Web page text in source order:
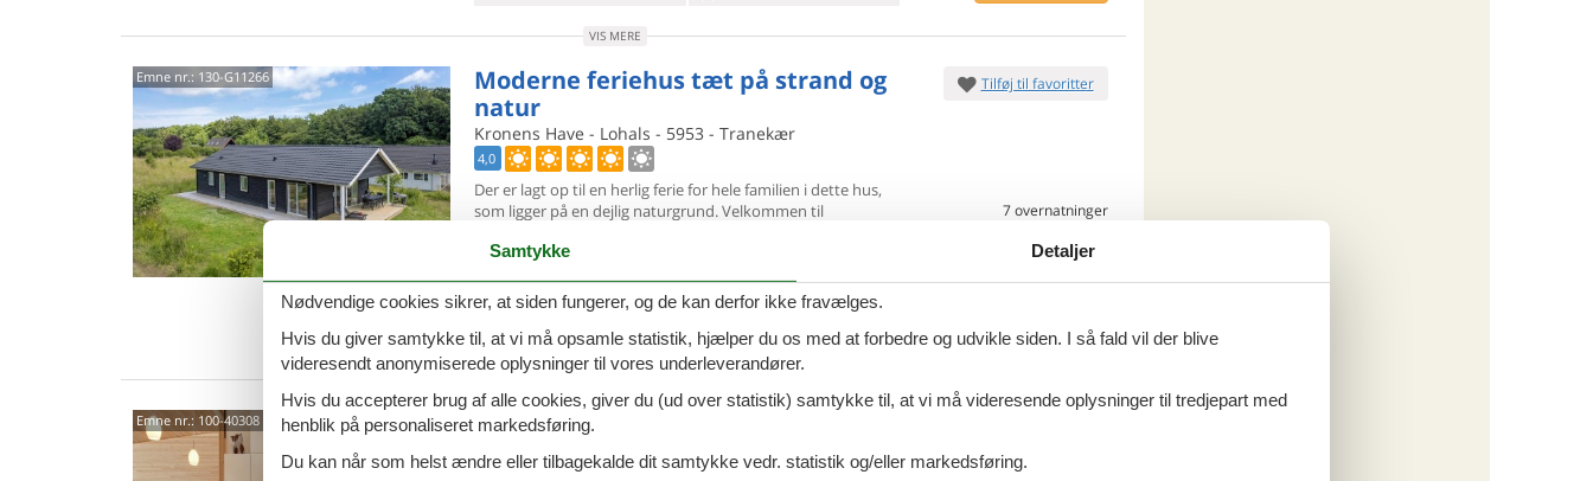
VIS MERE
Emne nr.: 130-G11266
Moderne feriehus tæt på strand og
natur
Kronens Have - Lohals - 5953 - Tranekær
4,0
Der er lagt op til en herlig ferie for hele familien i dette hus,
som ligger påen dejlig naturgrund. Velkommen til
10 personer
3 soveværelser
2 badeværelser
Vand 560
Indkøb 2000
Tilføj til favoritter
7 overnatninger
on. 16. sep 26
DKK2.035,-
4.181,-
Mere info
Emne nr.: 100-40308
Sommerhus med pool og aktiviteter
nær vandet
Samtykke Detaljer
Nødvendige cookies sikrer, at siden fungerer, og de kan derfor ikke fravælges.
Hvis du giver samtykke til, at vi må opsamle statistik, hjælper du os med at forbedre og udvikle siden. I så fald vil der blive
videresendt anonymiserede oplysninger til vores underleverandører.
Hvis du accepterer brug af alle cookies, giver du (ud over statistik) samtykke til, at vi må videresende oplysninger til tredjepart med
henblik på personaliseret markedsføring.
Du kan når som helst ændre eller tilbagekalde dit samtykke vedr. statistik og/eller markedsføring.